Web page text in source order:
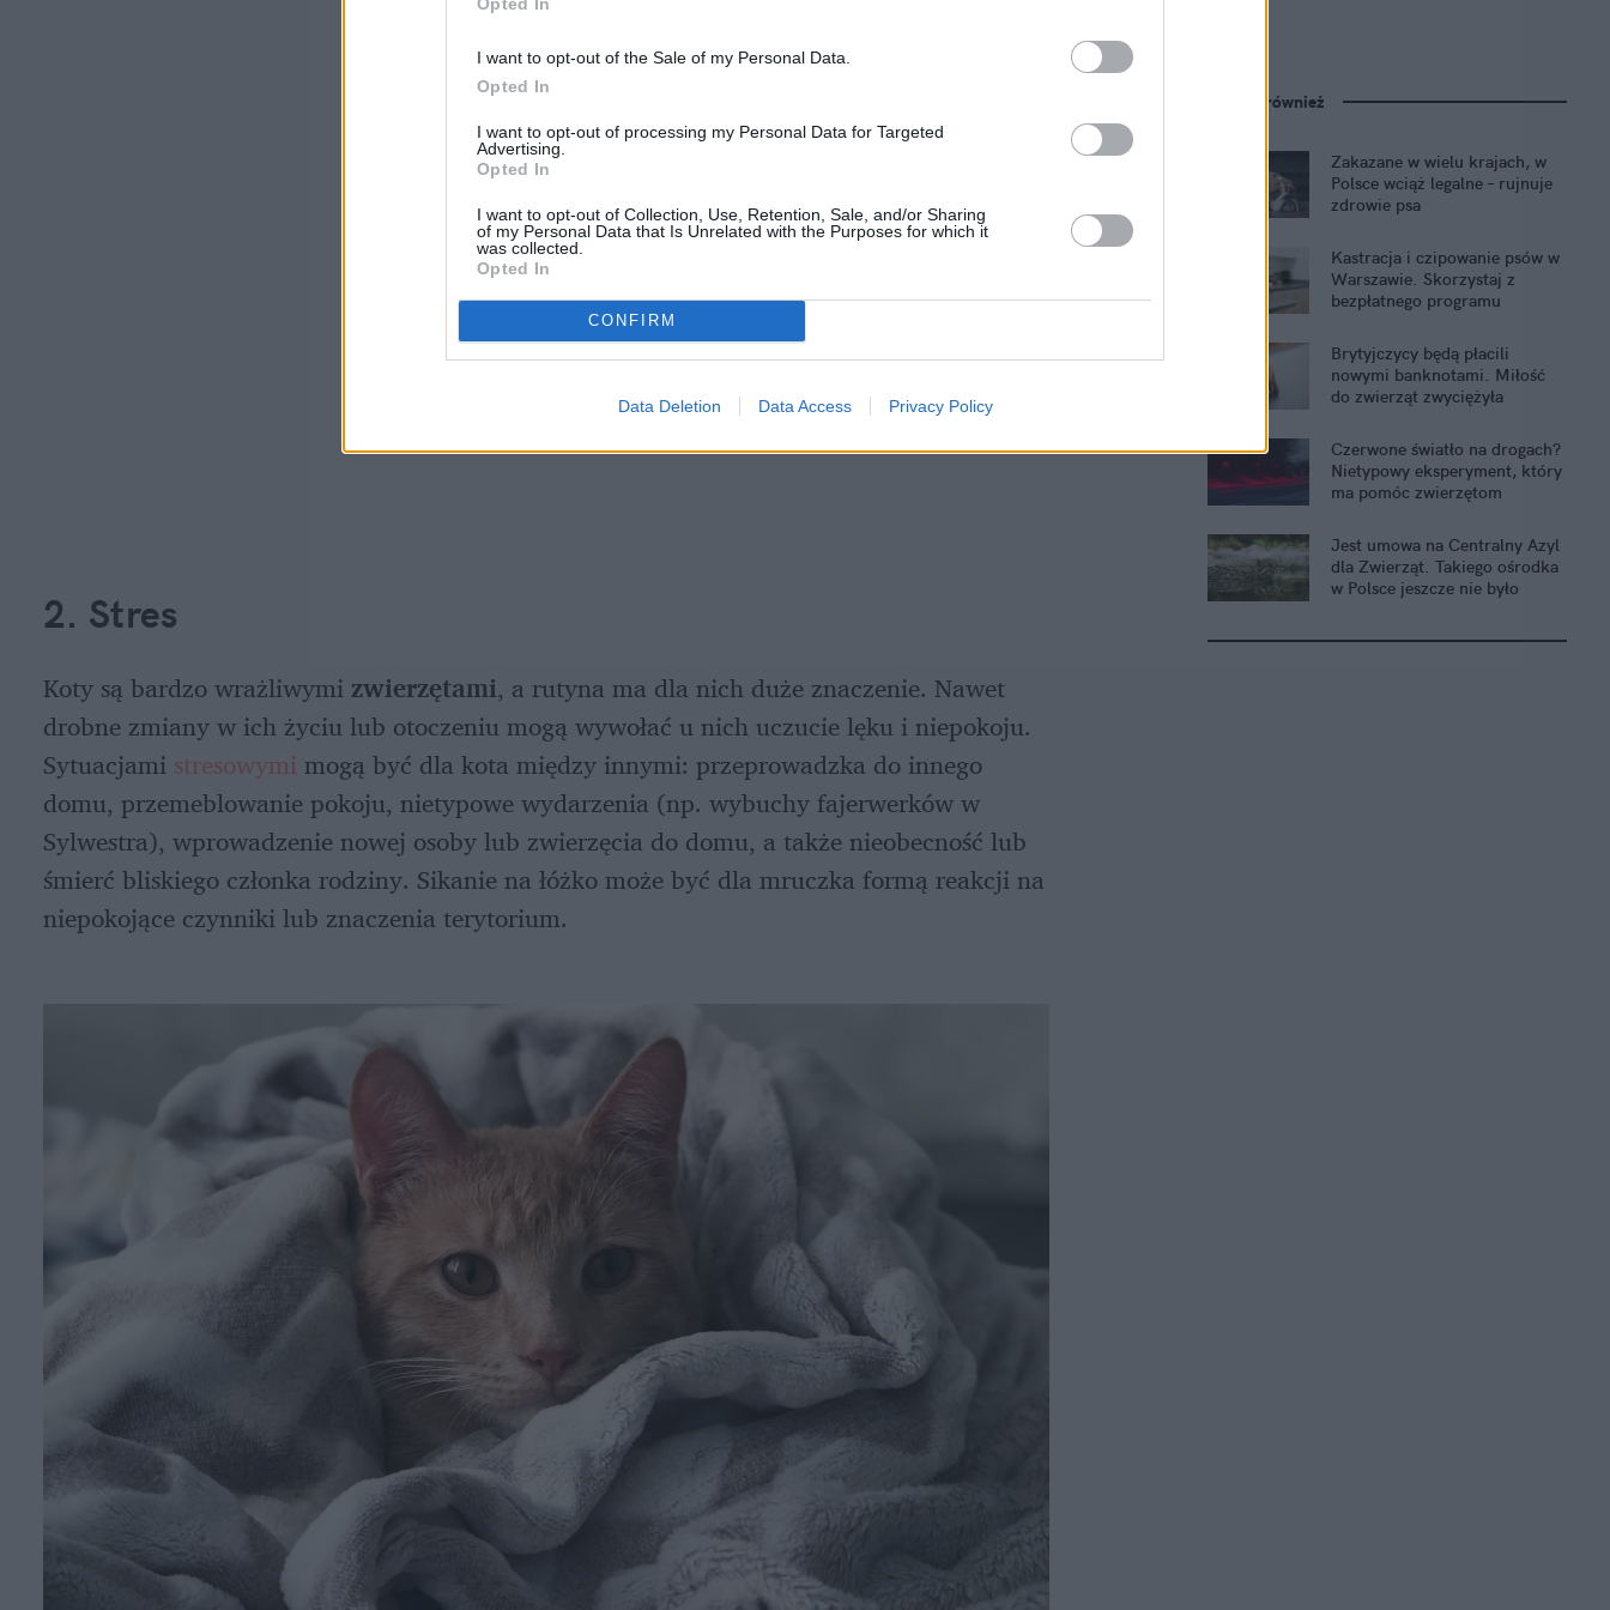
I want to opt-out of the Sale of my Personal Data.
Opted In
I want to opt-out of processing my Personal Data for Targeted
Advertising.
Opted In
I want to opt-out of Collection, Use, Retention, Sale, and/or Sharing
of my Personal Data that Is Unrelated with the Purposes for which it
was collected.
Opted In
CONFIRM
Data Deletion Data Access Privacy Policy
2. Stres
Koty są bardzo wrażliwymi zwierzętami, a rutyna ma dla nich duże znaczenie. Nawet
drobne zmiany w ich życiu lub otoczeniu mogą wywołać u nich uczucie lęku i niepokoju.
Sytuacjami stresowymi mogą być dla kota między innymi: przeprowadzka do innego
domu, przemeblowanie pokoju, nietypowe wydarzenia (np. wybuchy fajerwerków w
Sylwestra), wprowadzenie nowej osoby lub zwierzęcia do domu, a także nieobecność lub
śmierć bliskiego członka rodziny. Sikanie na łóżko może być dla mruczka formą reakcji na
niepokojące czynniki lub znaczenia terytorium.
Zobacz również
Zakazane w wielu krajach, w
Polsce wciąż legalne – rujnuje
zdrowie psa
Kastracja i czipowanie psów w
Warszawie. Skorzystaj z
bezpłatnego programu
Brytyjczycy będą płacili
nowymi banknotami. Miłość
do zwierząt zwyciężyła
Czerwone światło na drogach?
Nietypowy eksperyment, który
ma pomóc zwierzętom
Jest umowa na Centralny Azyl
dla Zwierząt. Takiego ośrodka
w Polsce jeszcze nie było